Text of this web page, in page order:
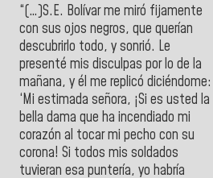
“(…)S.E. Bolívar me miró fijamente
con sus ojos negros, que querían
descubrirlo todo, y sonrió. Le
presenté mis disculpas por lo de la
mañana, y él me replicó diciéndome:
‘Mi estimada señora, ¡Si es usted la
bella dama que ha incendiado mi
corazón al tocar mi pecho con su
corona! Si todos mis soldados
tuvieran esa puntería, yo habría